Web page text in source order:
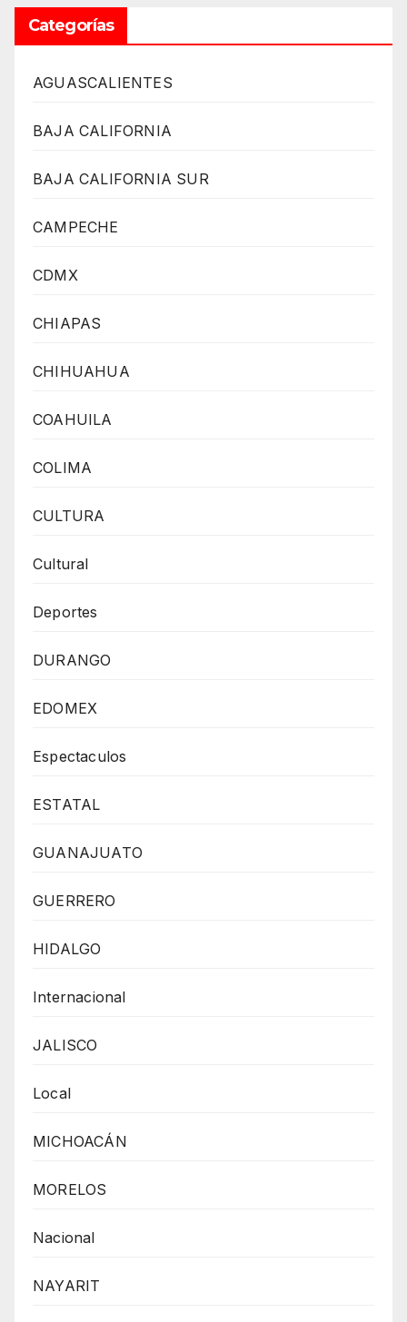
Categorías
AGUASCALIENTES
BAJA CALIFORNIA
BAJA CALIFORNIA SUR
CAMPECHE
CDMX
CHIAPAS
CHIHUAHUA
COAHUILA
COLIMA
CULTURA
Cultural
Deportes
DURANGO
EDOMEX
Espectaculos
ESTATAL
GUANAJUATO
GUERRERO
HIDALGO
Internacional
JALISCO
Local
MICHOACÁN
MORELOS
Nacional
NAYARIT